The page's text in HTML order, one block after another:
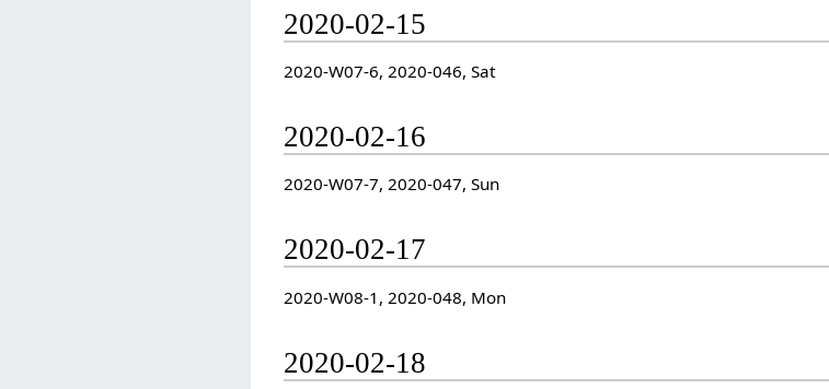
2020-02-15
2020-W07-6, 2020-046, Sat
2020-02-16
2020-W07-7, 2020-047, Sun
2020-02-17
2020-W08-1, 2020-048, Mon
2020-02-18